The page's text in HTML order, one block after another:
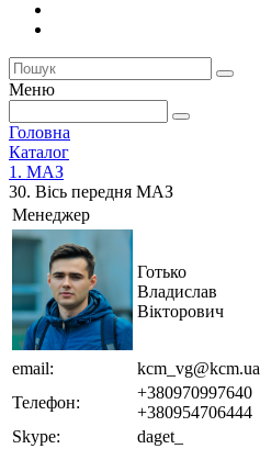
Меню
Головна
Каталог
1. МАЗ
30. Вісь передня МАЗ
Менеджер
Готько
Владислав
Вікторович
email:
kcm_vg@kcm.ua
Телефон:
+380970997640
+380954706444
Skype:
daget_